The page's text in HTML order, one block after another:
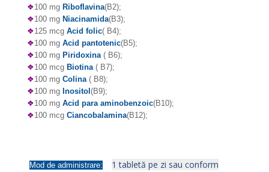
❖100 mg Riboflavina(B2);
❖100 mg Niacinamida(B3);
❖125 mcg Acid folic( B4);
❖100 mg Acid pantotenic(B5);
❖100 mg Piridoxina( B6);
❖100 mcg Biotina ( B7);
❖100 mg Colina ( B8);
❖100 mg Inositol (B9);
❖100 mg Acid para aminobenzoic(B10);
❖100 mcg Ciancobalamina(B12);
Mod de administrare:
1 tabletă pe zi sau conform